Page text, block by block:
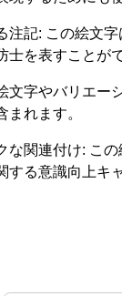
注記: この絵文
を表すことが
文字やバリエ
れます。
な関連付け: こ
る意識向上キ